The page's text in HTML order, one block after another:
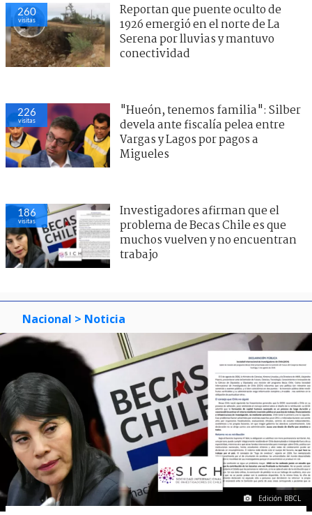
260
visitas
Reportan que puente oculto de
1926 emergió en el norte de La
Serena por lluvias y mantuvo
conectividad
226
visitas
"Hueón, tenemos familia": Silber
devela ante fiscalía pelea entre
Vargas y Lagos por pagos a
Migueles
186
visitas
Investigadores afirman que el
problema de Becas Chile es que
muchos vuelven y no encuentran
trabajo
Nacional > Noticia
Edición BBCL